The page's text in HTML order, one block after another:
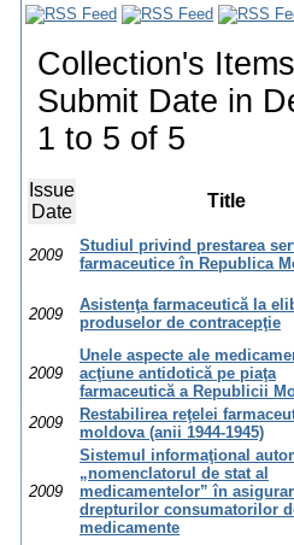
Collection's
Submit Date in
1 to 5 of 5
Issue
Date
Title
2009
Studiul privind prestarea
farmaceutice în Republica
2009
Asistenţa farmaceutică la
produselor de contracepţie
2009
Unele aspecte ale
acţiune antidotică pe piaţa
farmaceutică a Republicii
2009
Restabilirea reţelei
moldova (anii 1944-1945)
2009
Sistemul informaţional
„nomenclatorul de stat al
medicamentelor” în
drepturilor consumatorilor
medicamente